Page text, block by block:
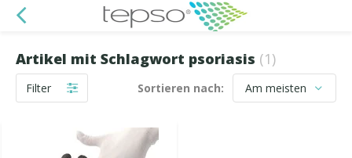
Artikel mit Schlagwort psoriasis (1)
Filter Sortieren nach: